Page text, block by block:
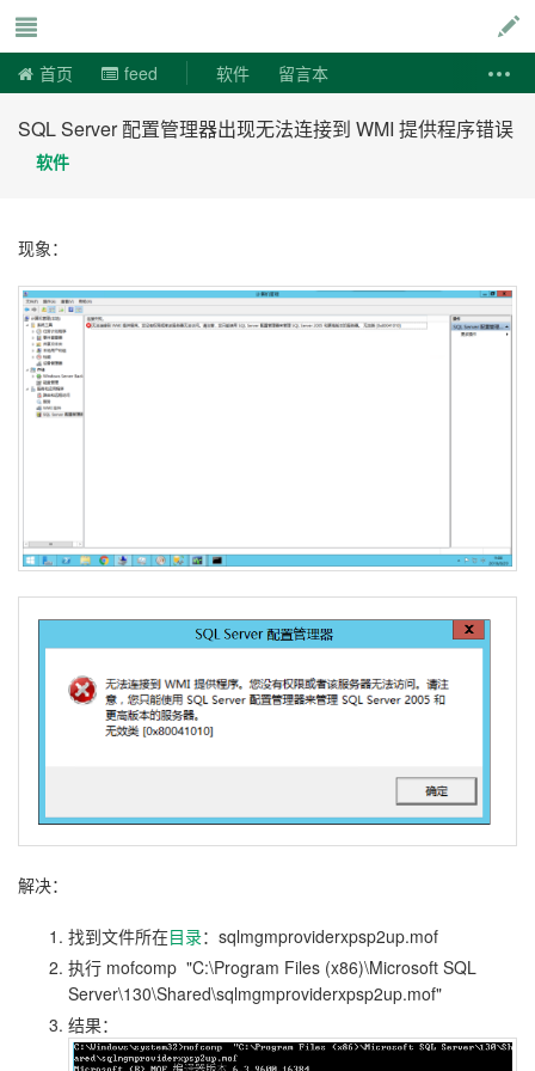
首页 feed 软件 留言本
SQL Server 配置管理器出现无法连接到 WMI 提供程序错误
软件
现象：
解决：
找到文件所在目录：sqlmgmproviderxpsp2up.mof
执行 mofcomp "C:\Program Files (x86)\Microsoft SQL
Server\130\Shared\sqlmgmproviderxpsp2up.mof"
结果：